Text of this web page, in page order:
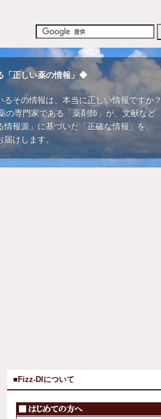
「正しい薬の情報」◆
るその情報は、本当に正しい情報ですか？
の専門家である「薬剤師」が、文献など
情報源」に基づいた「正確な情報」を、
けします。
■Fizz-DIについて